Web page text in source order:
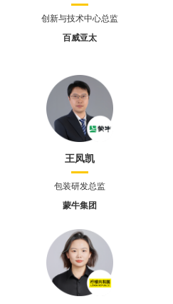
创新与技术中心总监
百威亚太
王凤凯
包装研发总监
蒙牛集团